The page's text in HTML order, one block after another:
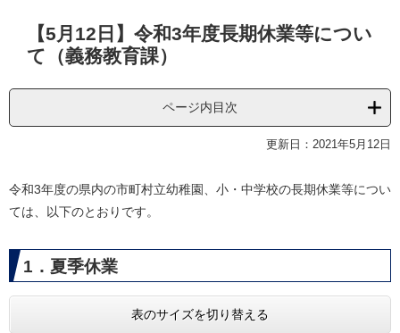
【5月12日】令和3年度長期休業等につい
て（義務教育課）
ページ内目次
更新日：2021年5月12日
令和3年度の県内の市町村立幼稚園、小・中学校の長期休業等につい
ては、以下のとおりです。
1．夏季休業
表のサイズを切り替える